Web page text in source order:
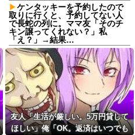
ケンタッキーを予約したので
取りに行くと、予約してない人
で長蛇の列に。ママ友「そのチ
キン譲ってくれない？」私
「え？」→結果…
『ドッキリGP』、松田元太と
中年男性スタッフの“息吐きかけ
合い”企画に「嫌すぎる」…相次
ぐ男性アイドルへの“悪ノリ”に
一部視聴者が苦言
『ドッキリGP』、松田元太と
中年男性スタッフの“息吐きかけ
合い”企画に「嫌すぎる」…相次
ぐ男性アイドルへの“悪ノリ”に
一部視聴者が苦言
友人「生活が厳しい。5万円貸して
ほしい」俺「OK。返済はいつでも